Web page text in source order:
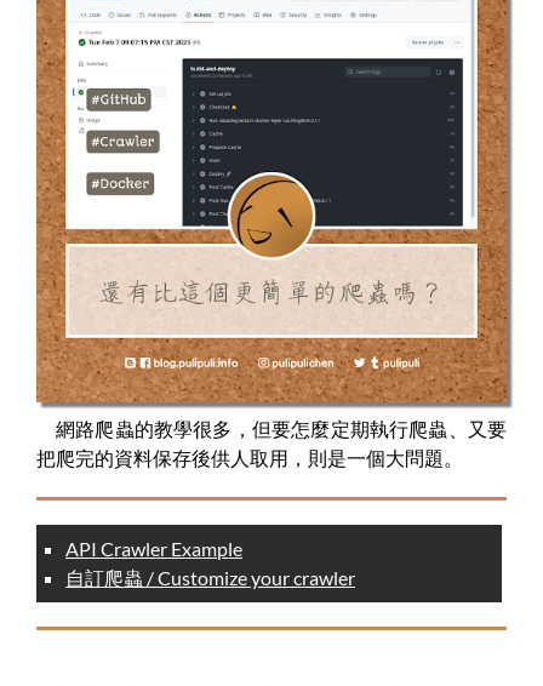
網路爬蟲的教學很多，但要怎麼定期執行爬蟲、又要
把爬完的資料保存後供人取用，則是一個大問題。
API Crawler Example
自訂爬蟲 / Customize your crawler